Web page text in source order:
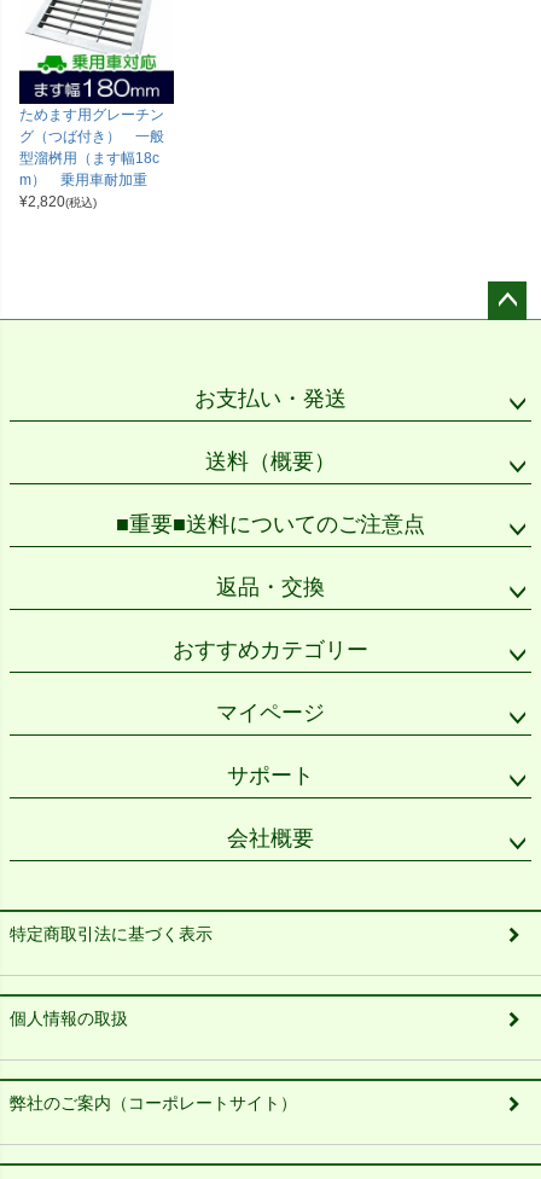
ためます用グレーチン
グ（つば付き） 一般
型溜桝用（ます幅18c
m） 乗用車耐加重
¥2,820(税込)
お支払い・発送
送料（概要）
■重要■送料についてのご注意点
返品・交換
おすすめカテゴリー
マイページ
サポート
会社概要
特定商取引法に基づく表示
個人情報の取扱
弊社のご案内（コーポレートサイト）